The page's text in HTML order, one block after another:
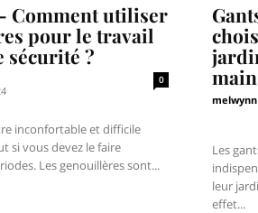
Comment utiliser
pour le travail
sécurité ?
0
inconfortable et difficile
si vous devez le faire
Les genouillères sont...
melwynn
Les
leur
effet...